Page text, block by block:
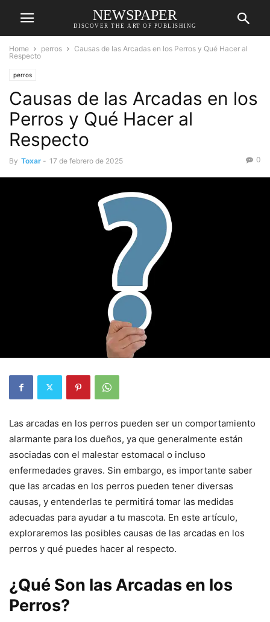
NEWSPAPER
DISCOVER THE ART OF PUBLISHING
Home perros
Causas de las Arcadas en los Perros y Qué Hacer al
Respecto
perros
Causas de las Arcadas en los
Perros y Qué Hacer al
Respecto
By Toxar - 17 de febrero de 2025 0
Las arcadas en los perros pueden ser un comportamiento
alarmante para los dueños, ya que generalmente están
asociadas con el malestar estomacal o incluso
enfermedades graves. Sin embargo, es importante saber
que las arcadas en los perros pueden tener diversas
causas, y entenderlas te permitirá tomar las medidas
adecuadas para ayudar a tu mascota. En este artículo,
exploraremos las posibles causas de las arcadas en los
perros y qué puedes hacer al respecto.
¿Qué Son las Arcadas en los
Perros?